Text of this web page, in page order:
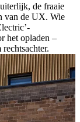
de fraaie
van de UX. Wie
het opladen –